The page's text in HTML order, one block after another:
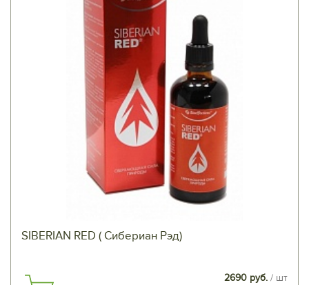
SIBERIAN RED ( Сибериан Рэд)
2690 руб. / шт